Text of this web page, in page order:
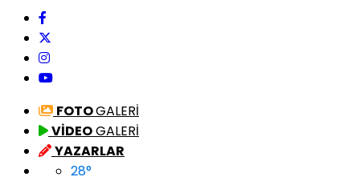
FOTOGALERİ
VİDEOGALERİ
YAZARLAR
28°